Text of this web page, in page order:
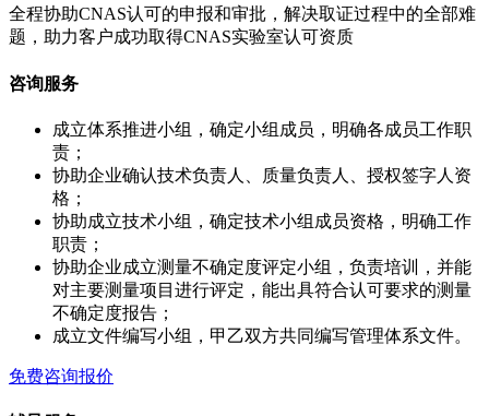
全程协助CNAS认可的申报和审批，解决取证过程中的全部难
题，助力客户成功取得CNAS实验室认可资质
咨询服务
成立体系推进小组，确定小组成员，明确各成员工作职
责；
协助企业确认技术负责人、质量负责人、授权签字人资
格；
协助成立技术小组，确定技术小组成员资格，明确工作
职责；
协助企业成立测量不确定度评定小组，负责培训，并能
对主要测量项目进行评定，能出具符合认可要求的测量
不确定度报告；
成立文件编写小组，甲乙双方共同编写管理体系文件。
免费咨询报价